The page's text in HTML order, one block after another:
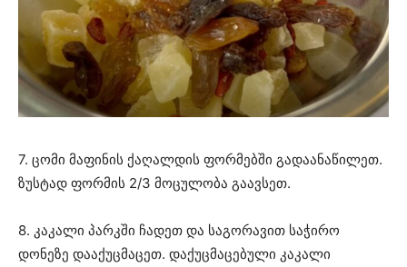
7. ცომი მაფინის ქაღალდის ფორმებში გადაანაწილეთ.
ზუსტად ფორმის 2/3 მოცულობა გაავსეთ.
8. კაკალი პარკში ჩადეთ და საგორავით საჭირო
დონეზე დააქუცმაცეთ. დაქუცმაცებული კაკალი